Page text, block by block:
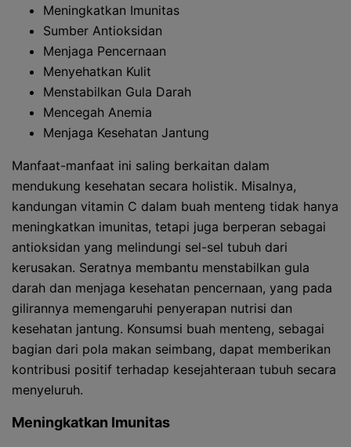
Meningkatkan Imunitas
Sumber Antioksidan
Menjaga Pencernaan
Menyehatkan Kulit
Menstabilkan Gula Darah
Mencegah Anemia
Menjaga Kesehatan Jantung
Manfaat-manfaat ini saling berkaitan dalam
mendukung kesehatan secara holistik. Misalnya,
kandungan vitamin C dalam buah menteng tidak hanya
meningkatkan imunitas, tetapi juga berperan sebagai
antioksidan yang melindungi sel-sel tubuh dari
kerusakan. Seratnya membantu menstabilkan gula
darah dan menjaga kesehatan pencernaan, yang pada
gilirannya memengaruhi penyerapan nutrisi dan
kesehatan jantung. Konsumsi buah menteng, sebagai
bagian dari pola makan seimbang, dapat memberikan
kontribusi positif terhadap kesejahteraan tubuh secara
menyeluruh.
Meningkatkan Imunitas